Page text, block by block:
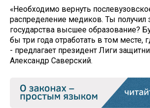
«Необходимо вернуть
распределение медиков. Ты получил
государства высшее образование?
бы три года отработать в том месте,
- предлагает президент Лиги
Александр Саверский.